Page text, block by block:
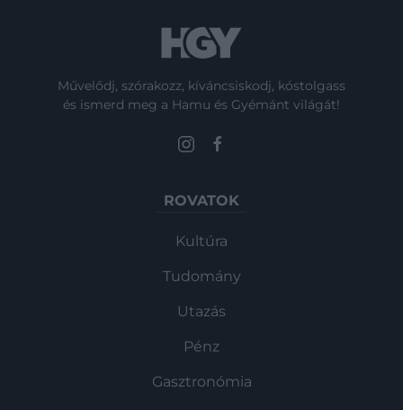
Művelődj, szórakozz, kíváncsiskodj, kóstolgass
és ismerd meg a Hamu és Gyémánt világát!
ROVATOK
Kultúra
Tudomány
Utazás
Pénz
Gasztronómia